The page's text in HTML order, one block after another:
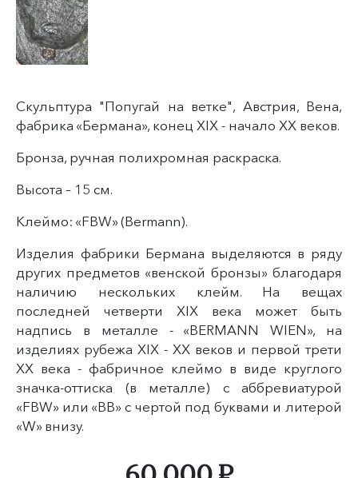
Скульптура "Попугай на ветке", Австрия, Вена,
фабрика «Бермана», конец XIX - начало XX веков.
Бронза, ручная полихромная раскраска.
Высота – 15 см.
Клеймо: «FBW» (Bermann).
Изделия фабрики Бермана выделяются в ряду
других предметов «венской бронзы» благодаря
наличию нескольких клейм. На вещах
последней четверти XIX века может быть
надпись в металле - «BERMANN WIEN», на
изделиях рубежа XIX - XX веков и первой трети
XX века - фабричное клеймо в виде круглого
значка-оттиска (в металле) с аббревиатурой
«FBW» или «BB» с чертой под буквами и литерой
«W» внизу.